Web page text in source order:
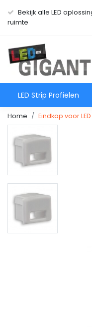
Bekijk alle LED
ruimte
LED Strip Profielen
Home Eindkap voor